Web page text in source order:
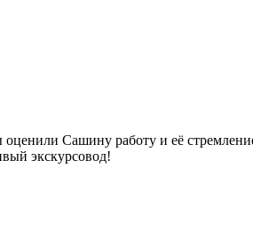
Сашину работу и её
экскурсовод!